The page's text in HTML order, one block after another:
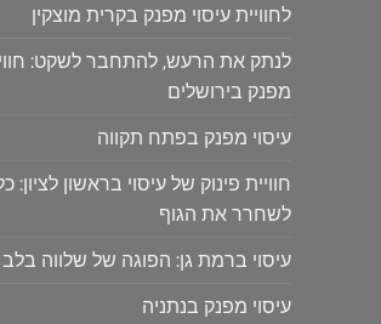
לחוויית עיסוי מפנק בקרית מוצקין
לנתק את הרעש, להתחבר לשקט:
מפנק בירושלים
עיסוי מפנק בפתח תקווה
חוויית פינוק של עיסוי בראשון לציון:
לשחרר את הגוף
עיסוי ברמת גן: הפוגה של שלווה בלב
עיסוי מפנק בנתניה